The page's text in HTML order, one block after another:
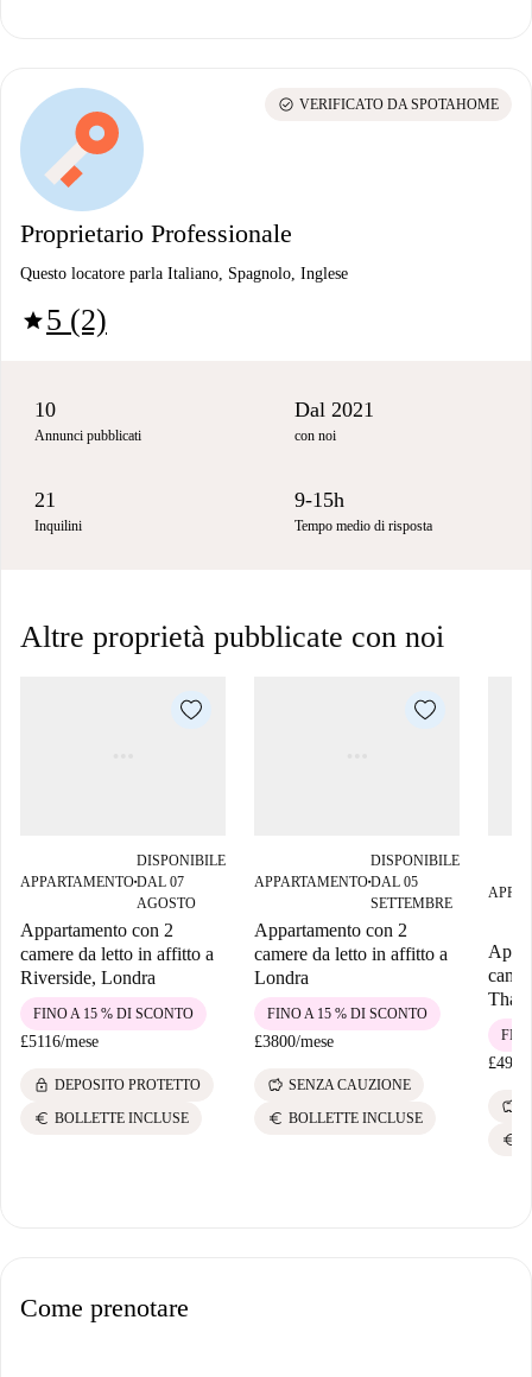
Proprietario Professionale
Questo locatore parla Italiano, Spagnolo, Inglese
star5 (2)
check_circle VERIFICATO DA SPOTAHOME
10
Annunci pubblicati
Dal 2021
con noi
21
Inquilini
9-15h
Tempo medio di risposta
Altre proprietà pubblicate con noi
APPARTAMENTO■
DISPONIBILE
DAL 07
AGOSTO
Appartamento con 2
camere da letto in affitto a
Riverside, Londra
£5116/mese
FINO A 15 % DI SCONTO
lock DEPOSITO PROTETTO
euro BOLLETTE INCLUSE
APPARTAMENTO■
DISPONIBILE
DAL 05
SETTEMBRE
Appartamento con 2
camere da letto in affitto a
Londra
£3800/mese
FINO A 15 % DI SCONTO
savings SENZA CAUZIONE
euro BOLLETTE INCLUSE
£4900
savings
euro
Come prenotare